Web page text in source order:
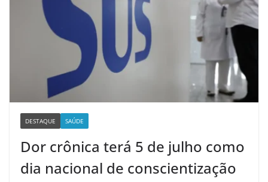
DESTAQUE SAÚDE
Dor crônica terá 5 de julho como
dia nacional de conscientização